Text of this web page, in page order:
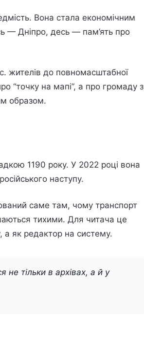
Вона стала економічним
— Дніпро, десь — пам’ять про
жителів до повномасштабної
“точку на мапі”, а про громаду з
образом.
1190 року. У 2022 році вона
наступу.
саме там, чому транспорт
тихими. Для читача це
а як редактор на систему.
не тільки в архівах, а й у